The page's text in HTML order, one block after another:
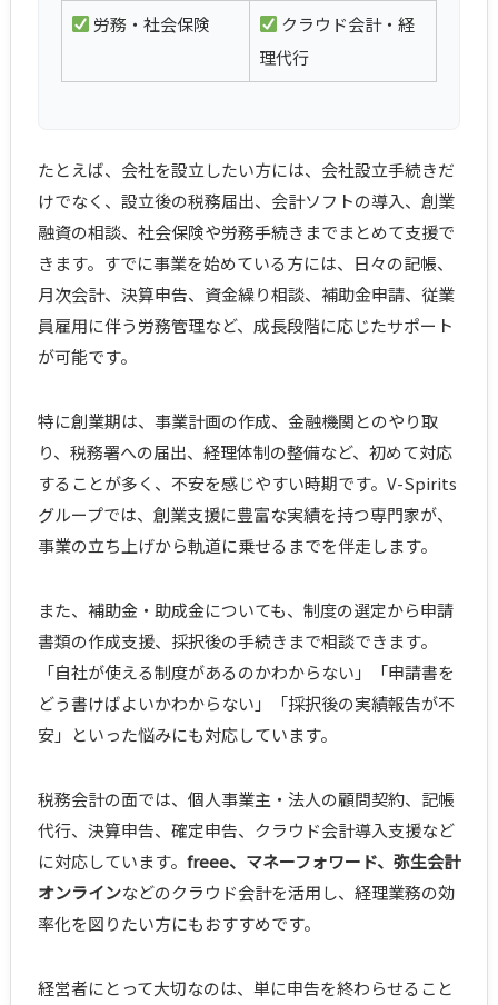
労務・社会保険
クラウド会計・経
理代行
たとえば、会社を設立したい方には、会社設立手続きだ
けでなく、設立後の税務届出、会計ソフトの導入、創業
融資の相談、社会保険や労務手続きまでまとめて支援で
きます。すでに事業を始めている方には、日々の記帳、
月次会計、決算申告、資金繰り相談、補助金申請、従業
員雇用に伴う労務管理など、成長段階に応じたサポート
が可能です。
特に創業期は、事業計画の作成、金融機関とのやり取
り、税務署への届出、経理体制の整備など、初めて対応
することが多く、不安を感じやすい時期です。V-Spirits
グループでは、創業支援に豊富な実績を持つ専門家が、
事業の立ち上げから軌道に乗せるまでを伴走します。
また、補助金・助成金についても、制度の選定から申請
書類の作成支援、採択後の手続きまで相談できます。
「自社が使える制度があるのかわからない」「申請書を
どう書けばよいかわからない」「採択後の実績報告が不
安」といった悩みにも対応しています。
税務会計の面では、個人事業主・法人の顧問契約、記帳
代行、決算申告、確定申告、クラウド会計導入支援など
に対応しています。 freee、マネーフォワード、弥生会計
オンラインなどのクラウド会計を活用し、経理業務の効
率化を図りたい方にもおすすめです。
経営者にとって大切なのは、単に申告を終わらせること